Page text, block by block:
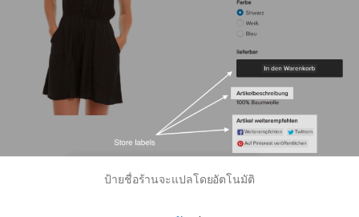
ป้ายชื่อร้านจะแปลโดยอัตโนมัติ